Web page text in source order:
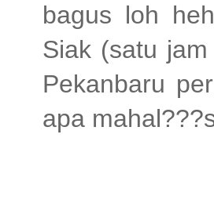
bagus loh
Siak (satu
Pekanbaru
apa